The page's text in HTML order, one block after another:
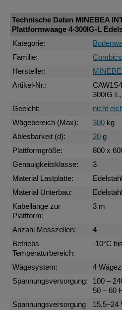
Technische Daten MINEBEA
Plattformwaage 4-300IG-L
Kategorie:
Familie:
Hersteller:
Artikel-Nr.:
300IG-L,
Geeicht:
nicht
Wägebereich (Max):
300 kg
Ablesbarkeit (d):
20 g
Plattformgröße:
800 x
Genauigkeitsklasse:
3
Material Lastplatte:
Material Unterbau:
Kabellänge zur
Plattform:
3 m
Anzahl Messzellen:
4
Betriebs-
Temperaturbereich:
-10°C
Wägesystem:
4
Spannungsversorgung:
100 –
50 – 60
Spannungsversorgung
15,5–24